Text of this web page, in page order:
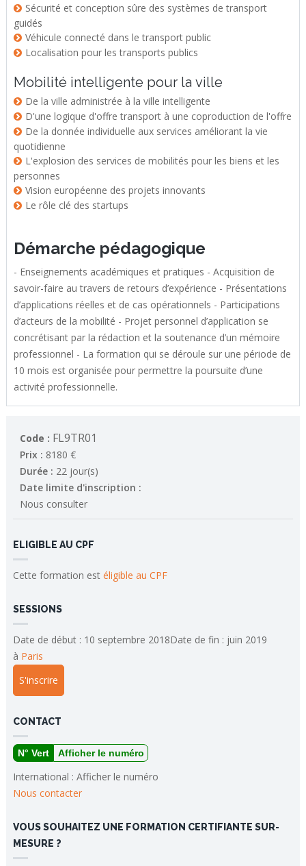
Sécurité et conception sûre des systèmes de transport
guidés
Véhicule connecté dans le transport public
Localisation pour les transports publics
Mobilité intelligente pour la ville
De la ville administrée à la ville intelligente
D'une logique d'offre transport à une coproduction de l'offre
De la donnée individuelle aux services améliorant la vie
quotidienne
L'explosion des services de mobilités pour les biens et les
personnes
Vision européenne des projets innovants
Le rôle clé des startups
Démarche pédagogique
- Enseignements académiques et pratiques - Acquisition de
savoir-faire au travers de retours d’expérience - Présentations
d’applications réelles et de cas opérationnels - Participations
d’acteurs de la mobilité - Projet personnel d’application se
concrétisant par la rédaction et la soutenance d’un mémoire
professionnel - La formation qui se déroule sur une période de
10 mois est organisée pour permettre la poursuite d’une
activité professionnelle.
Code : FL9TR01
Prix : 8180 €
Durée : 22 jour(s)
Date limite d'inscription :
Nous consulter
ELIGIBLE AU CPF
Cette formation est éligible au CPF
SESSIONS
Date de début : 10 septembre 2018Date de fin : juin 2019
à Paris
S'inscrire
CONTACT
N° Vert Afficher le numéro
International : Afficher le numéro
Nous contacter
VOUS SOUHAITEZ UNE FORMATION CERTIFIANTE SUR-
MESURE ?